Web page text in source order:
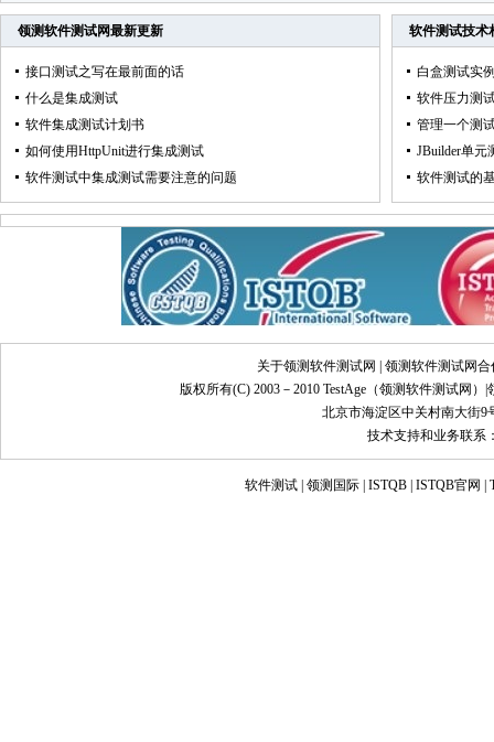
领测软件测试网最新更新
接口测试之写在最前面的话
什么是集成测试
软件集成测试计划书
如何使用HttpUnit进行集成测试
软件测试中集成测试需要注意的问题
软件测试技术
白盒测试实
软件压力测
管理一个测
JBuilder单元
软件测试的
关于领测软件测试网 |领测软件测试网
版权所有(C) 2003－2010 TestAge（领测软件测试网 ）|
北京市海淀区中关村南大街
技术支持和业务联系
软件测试 |领测国际 |ISTQB |ISTQB官网 |